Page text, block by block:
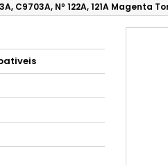
C9703A, Nº 122A, 121A Magenta